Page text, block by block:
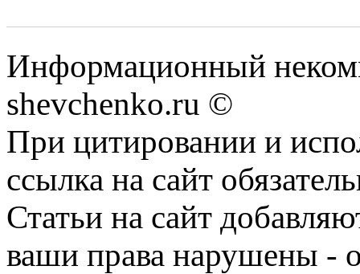
Информационный
shevchenko.ru ©
При цитировании и
ссылка на сайт
Статьи на сайт
ваши права нарушены -